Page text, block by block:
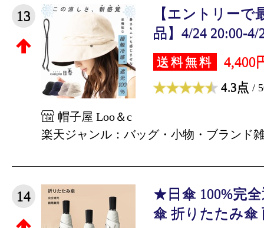
13
【エントリーで
品】4/24 20:00-4/
送料無料 4,400
4.3点 /
帽子屋 Loo＆c
楽天ジャンル：バッグ・小物・ブランド
14
★日傘 100%完
傘 折りたたみ傘